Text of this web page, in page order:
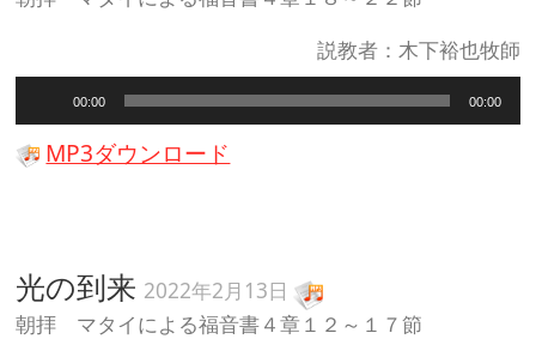
説教者：木下裕也牧師
声
プ
レ
00:00 00:00
MP3ダウンロード
光の到来 2022年2月13日
朝拝 マタイによる福音書４章１２～１７節